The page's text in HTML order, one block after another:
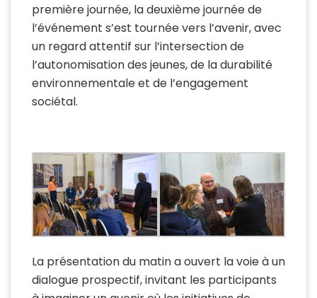
première journée, la deuxième journée de
l’événement s’est tournée vers l’avenir, avec
un regard attentif sur l’intersection de
l’autonomisation des jeunes, de la durabilité
environnementale et de l’engagement
sociétal.
La présentation du matin a ouvert la voie à un
dialogue prospectif, invitant les participants